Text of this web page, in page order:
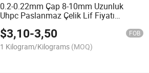
0.2-0.22mm Çap 8-10mm Uzunluk
Uhpc Paslanmaz Çelik Lif Fiyatı
$3,10-3,50 FOB
1 Kilogram/Kilograms (MOQ)